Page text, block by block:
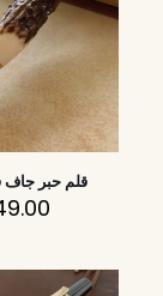
قلم حبر جاف